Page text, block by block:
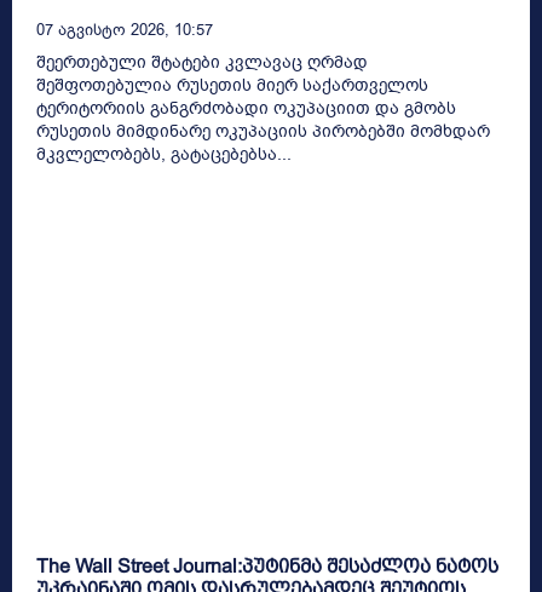
07 Აგვისტო 2026, 10:57
შეერთებული შტატები კვლავაც ღრმად
შეშფოთებულია რუსეთის მიერ საქართველოს
ტერიტორიის განგრძობადი ოკუპაციით და გმობს
რუსეთის მიმდინარე ოკუპაციის პირობებში მომხდარ
მკვლელობებს, გატაცებებსა...
The Wall Street Journal:პუტინმა შესაძლოა ნატოს